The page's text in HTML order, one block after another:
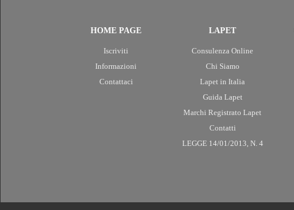
HOME PAGE
Iscriviti
Informazioni
Contattaci
LAPET
Consulenza Online
Chi Siamo
Lapet in Italia
Guida Lapet
Marchi Registrato Lapet
Contatti
LEGGE 14/01/2013, N. 4